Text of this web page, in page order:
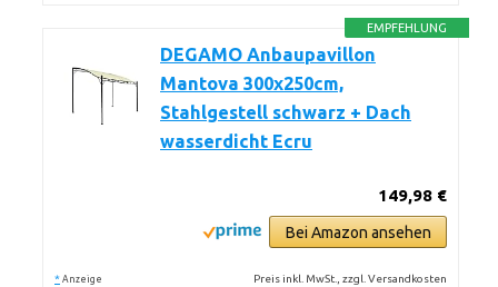
EMPFEHLUNG
DEGAMO Anbaupavillon
Mantova 300x250cm,
Stahlgestell schwarz + Dach
wasserdicht Ecru
149,98 €
Bei Amazon ansehen
* Anzeige Preis inkl. MwSt., zzgl. Versandkosten